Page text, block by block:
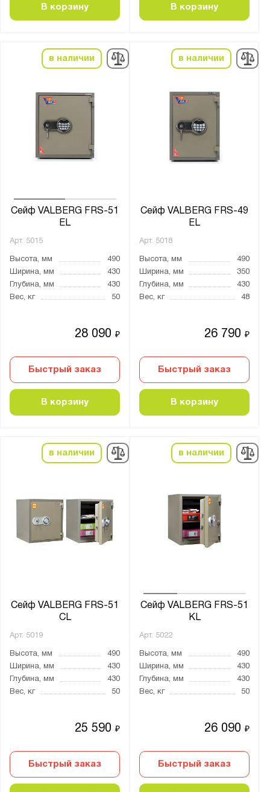
В корзину В корзину
в наличии
Сейф VALBERG FRS-51
EL
Арт. 5015
Высота, мм
490
Ширина, мм
430
Глубина, мм
430
Вес, кг
50
28 090₽
Быстрый заказ
В корзину
в наличии
Сейф VALBERG FRS-49
EL
Арт. 5018
Высота, мм
490
Ширина, мм
350
Глубина, мм
430
Вес, кг
48
26 790₽
Быстрый заказ
В корзину
в наличии
Сейф VALBERG FRS-51
CL
Арт. 5019
Высота, мм
490
Ширина, мм
430
Глубина, мм
430
Вес, кг
50
25 590₽
Быстрый заказ
в наличии
Сейф VALBERG FRS-51
KL
Арт. 5022
Высота, мм
490
Ширина, мм
430
Глубина, мм
430
Вес, кг
50
26 090₽
Быстрый заказ